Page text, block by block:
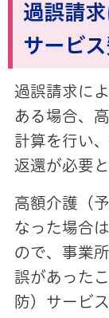
過誤請
サービ
過誤請求に
ある場合、
計算を行い
返還が必要
高額介護（
なった場合
ので、事業
誤があった
防）サービ